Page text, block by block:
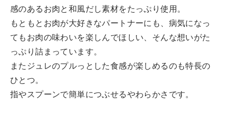
感のあるお肉と和風だし素材をたっぷり使用。
もともとお肉が大好きなパートナーにも、病気になっ
てもお肉の味わいを楽しんでほしい、そんな想いがた
っぷり詰まっています。
またジュレのプルっとした食感が楽しめるのも特長の
ひとつ。
指やスプーンで簡単につぶせるやわらかさです。